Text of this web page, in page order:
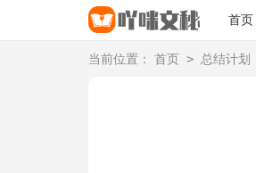
首页
当前位置： 首页 > 总结计划